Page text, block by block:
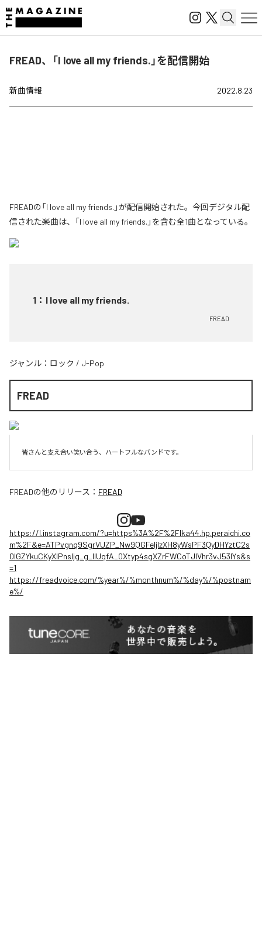
FREAD、「I love all my friends.」を配信開始
新曲情報 2022.8.23
FREADの「I love all my friends.」が配信開始された。今回デジタル配
信された楽曲は、「I love all my friends.」を含む全1曲となっている。
1 ： I love all my friends.
FREAD
ジャンル： ロック / J-Pop
FREAD
皆さんと支え合い笑い合う、ハートフルなバンドです。
FREADの他のリリース： FREAD
https://l.instagram.com/?u=https%3A%2F%2Flka44.hp.peraichi.co
m%2F&e=ATPvgnq9SgrVUZP_Nw9QGFeIjIzXH8yWsPF3QyDHYztC2s
0lGZYkuCKyXIPnsljg_g_IlUqfA_0Xtyp4sgXZrFWCoTJlVhr3vJ53IYs&s
=1
https://freadvoice.com/%year%/%monthnum%/%day%/%postnam
e%/